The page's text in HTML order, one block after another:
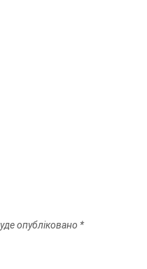
опубліковано *